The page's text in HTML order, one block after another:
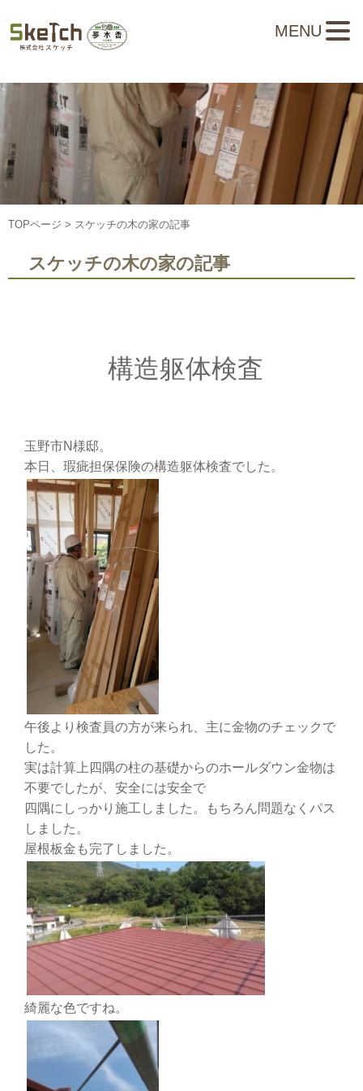
TOPページ > スケッチの木の家の記事
スケッチの木の家の記事
構造躯体検査
玉野市N様邸。
本日、瑕疵担保保険の構造躯体検査でした。
午後より検査員の方が来られ、主に金物のチェックで
した。
実は計算上四隅の柱の基礎からのホールダウン金物は
不要でしたが、安全には安全で
四隅にしっかり施工しました。もちろん問題なくパス
しました。
屋根板金も完了しました。
綺麗な色ですね。
MENU